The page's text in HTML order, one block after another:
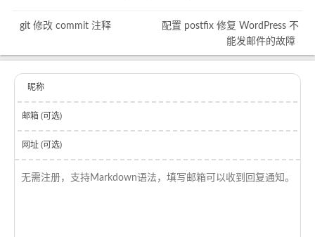
git 修改 commit 注释
配置 postfix 修复 WordPress 不
能发邮件的故障
昵称
邮箱 (可选)
网址 (可选)